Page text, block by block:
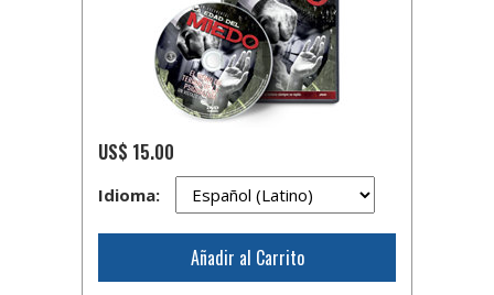
US$ 15.00
Idioma:
Añadir al Carrito